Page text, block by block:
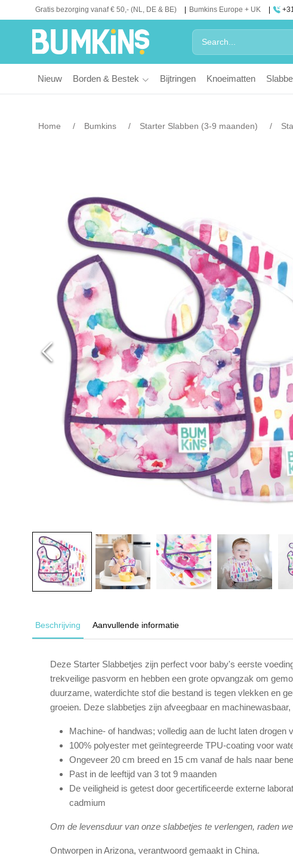
Gratis bezorging vanaf € 50,- (NL, DE & BE) Bumkins Europe + UK
Nieuw Borden & Bestek Bijtringen Knoeimatten
Home Bumkins Starter Slabben (3-9 maanden)
Beschrijving Aanvullende informatie
Deze Starter Slabbetjes zijn perfect voor baby's eerste
trekveilige pasvorm en hebben een grote opvangzak om
duurzame, waterdichte stof die bestand is tegen vlekken en
groeien. Deze slabbetjes zijn afveegbaar en
Machine- of handwas; volledig aan de lucht laten drogen
100% polyester met geïntegreerde TPU-coating voor
Ongeveer 20 cm breed en 15 cm vanaf de hals naar
Past in de leeftijd van 3 tot 9 maanden
De veiligheid is getest door gecertificeerde externe
cadmium
Om de levensduur van onze slabbetjes te verlengen, raden
Ontworpen in Arizona, verantwoord gemaakt in China.